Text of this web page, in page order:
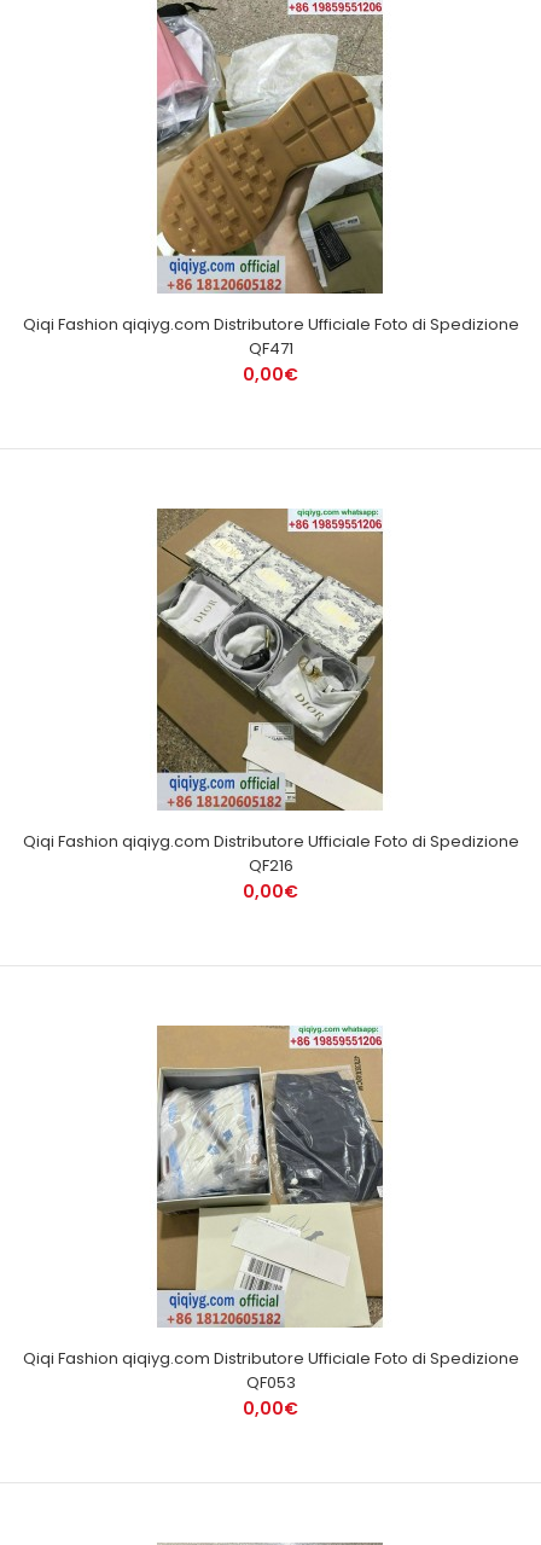
Qiqi Fashion qiqiyg.com Distributore Ufficiale Foto di Spedizione
QF471
0,00€
Qiqi Fashion qiqiyg.com Distributore Ufficiale Foto di Spedizione
QF216
0,00€
Qiqi Fashion qiqiyg.com Distributore Ufficiale Foto di Spedizione
QF053
0,00€